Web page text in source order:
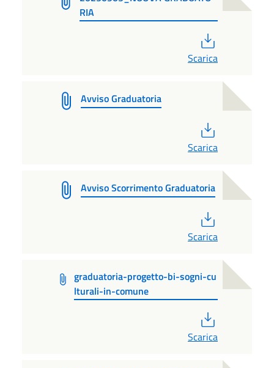
RIA
Scarica
Avviso Graduatoria
Scarica
Avviso Scorrimento Graduatoria
Scarica
graduatoria-progetto-bi-sogni-cu
lturali-in-comune
Scarica